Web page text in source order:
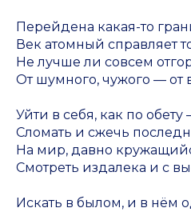
Перейдена какая-то
Век атомный справляет
Не лучше ли совсем
От шумного, чужого — от
Уйти в себя, как по
Сломать и сжечь
На мир, давно
Смотреть издалека и с
Искать в былом, и в нём